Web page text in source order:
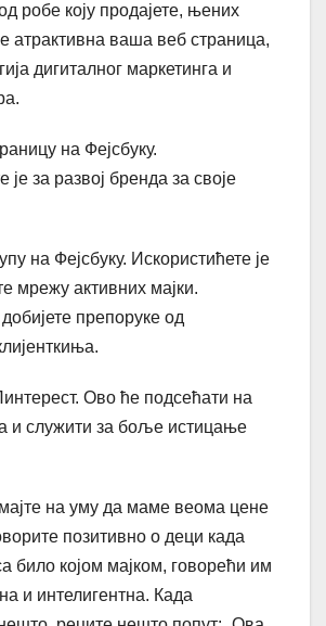
робе коју продајете, њених
атрактивна ваша веб страница,
дигиталног маркетинга и
на Фејсбуку.
је за развој бренда за своје
на Фејсбуку. Искористићете је
мрежу активних мајки.
препоруке од
Ово ће подсећати на
и служити за боље истицање
на уму да маме веома цене
позитивно о деци када
било којом мајком, говорећи им
и интелигентна. Када